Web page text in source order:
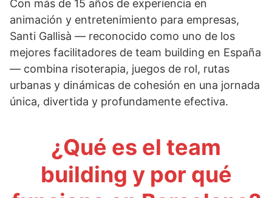
Con más de 15 años de experiencia en
animación y entretenimiento para empresas,
Santi Gallisà — reconocido como uno de los
mejores facilitadores de team building en España
— combina risoterapia, juegos de rol, rutas
urbanas y dinámicas de cohesión en una jornada
única, divertida y profundamente efectiva.
¿Qué es el team
building y por qué